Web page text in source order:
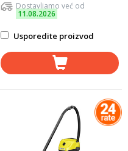
Dostavljamo već od
11.08.2026
Usporedite proizvod